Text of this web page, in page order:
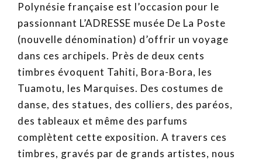
Polynésie française est l’occasion pour le
passionnant L’ADRESSE musée De La Poste
(nouvelle dénomination) d’offrir un voyage
dans ces archipels. Près de deux cents
timbres évoquent Tahiti, Bora-Bora, les
Tuamotu, les Marquises. Des costumes de
danse, des statues, des colliers, des paréos,
des tableaux et même des parfums
complètent cette exposition. A travers ces
timbres, gravés par de grands artistes, nous